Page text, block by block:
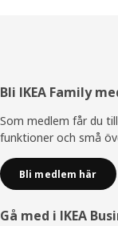
Sidfot
Bli IKEA Family
Som medlem får du
funktioner och små
Bli medlem här
Gå med i IKEA